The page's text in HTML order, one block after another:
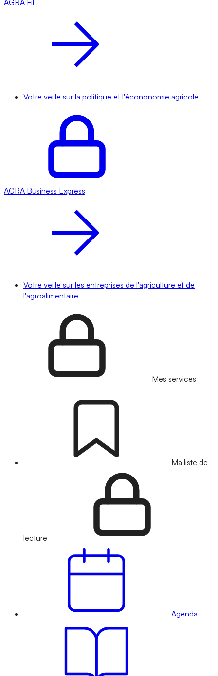
AGRA Fil
Votre veille sur la politique et l'écononomie agricole
AGRA Business Express
Votre veille sur les entreprises de l'agriculture et de
l'agroalimentaire
Mes services
Ma liste de
lecture
Agenda